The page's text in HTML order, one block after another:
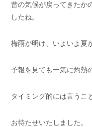
昔の気候が戻ってきたか
したね。
梅雨が明け、いよいよ夏
予報を見ても一気に灼熱
タイミング的には言うこ
お待たせいたしました。